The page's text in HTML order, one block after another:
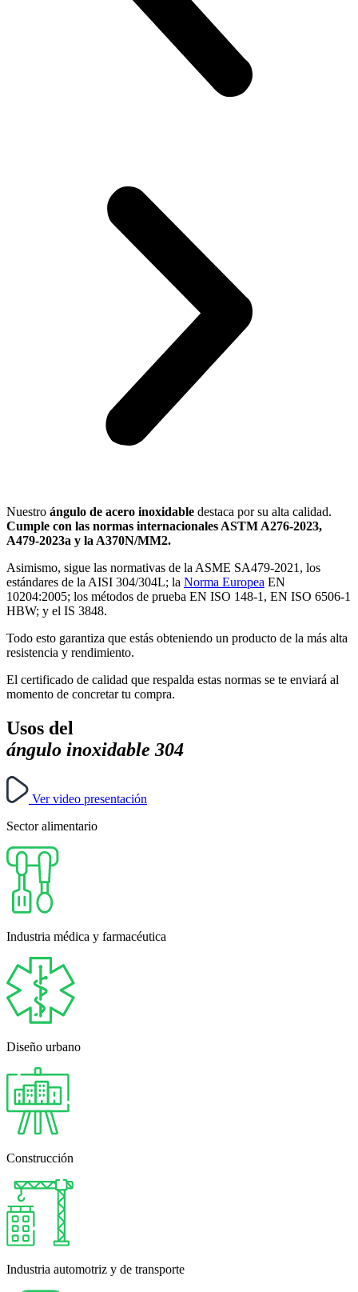
Nuestro ángulo de acero inoxidable destaca por su alta calidad.
Cumple con las normas internacionales ASTM A276-2023,
A479-2023a y la A370N/MM2.
Asimismo, sigue las normativas de la ASME SA479-2021, los
estándares de la AISI 304/304L; la Norma Europea EN
10204:2005; los métodos de prueba EN ISO 148-1, EN ISO 6506-1
HBW; y el IS 3848.
Todo esto garantiza que estás obteniendo un producto de la más alta
resistencia y rendimiento.
El certificado de calidad que respalda estas normas se te enviará al
momento de concretar tu compra.
Usos del
ángulo inoxidable 304
Ver video presentación
Sector alimentario
Industria médica y farmacéutica
Diseño urbano
Construcción
Industria automotriz y de transporte